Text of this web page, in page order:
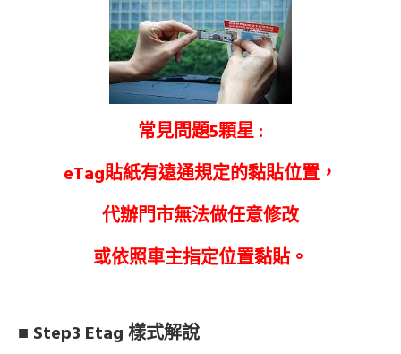
常見問題5顆星 :
eTag貼紙有遠通規定的黏貼位置，
代辦門市無法做任意修改
或依照車主指定位置黏貼。
■ Step3 Etag 樣式解說